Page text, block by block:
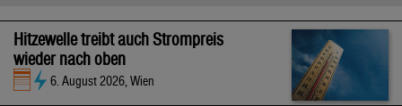
Hitzewelle treibt auch Strompreis
wieder nach oben
6. August 2026, Wien